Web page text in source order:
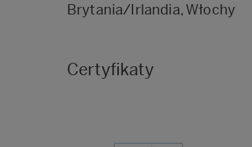
Brytania/Irlandia, Włochy
Certyfikaty